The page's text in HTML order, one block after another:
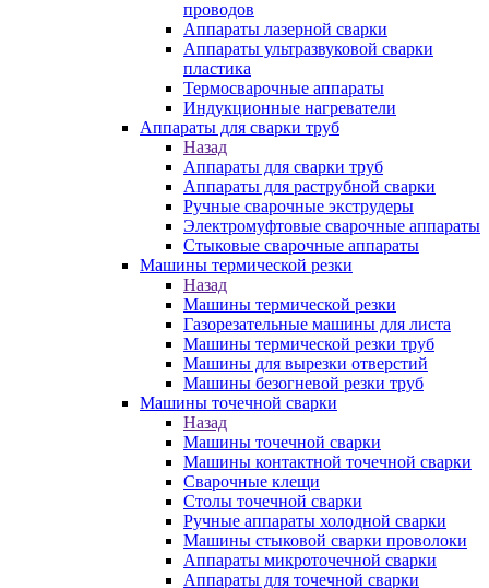
проводов
Аппараты лазерной сварки
Аппараты ультразвуковой сварки
пластика
Термосварочные аппараты
Индукционные нагреватели
Аппараты для сварки труб
Назад
Аппараты для сварки труб
Аппараты для раструбной сварки
Ручные сварочные экструдеры
Электромуфтовые сварочные аппараты
Стыковые сварочные аппараты
Машины термической резки
Назад
Машины термической резки
Газорезательные машины для листа
Машины термической резки труб
Машины для вырезки отверстий
Машины безогневой резки труб
Машины точечной сварки
Назад
Машины точечной сварки
Машины контактной точечной сварки
Сварочные клещи
Столы точечной сварки
Ручные аппараты холодной сварки
Машины стыковой сварки проволоки
Аппараты микроточечной сварки
Аппараты для точечной сварки